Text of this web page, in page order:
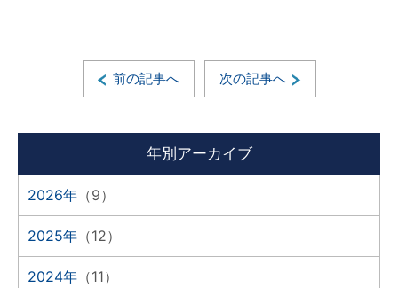
前の記事へ 次の記事へ
年別アーカイブ
2026年 （9）
2025年 （12）
2024年 （11）